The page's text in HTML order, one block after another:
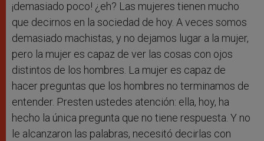
¡demasiado poco! ¿eh? Las mujeres tienen mucho
que decirnos en la sociedad de hoy. A veces somos
demasiado machistas, y no dejamos lugar a la mujer,
pero la mujer es capaz de ver las cosas con ojos
distintos de los hombres. La mujer es capaz de
hacer preguntas que los hombres no terminamos de
entender. Presten ustedes atención: ella, hoy, ha
hecho la única pregunta que no tiene respuesta. Y no
le alcanzaron las palabras, necesitó decirlas con